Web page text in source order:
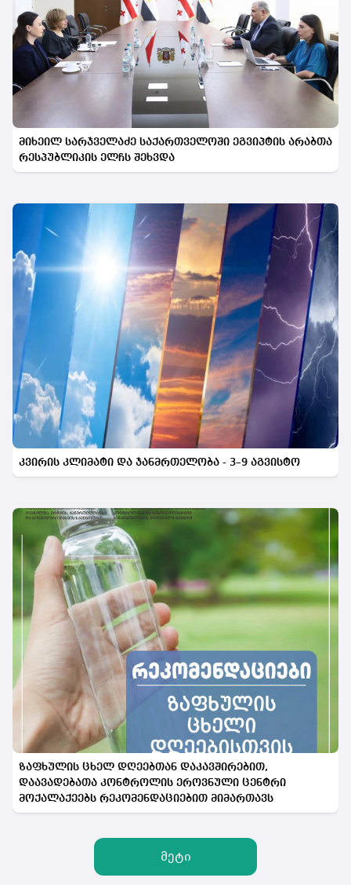
მიხეილ სარჯველაძე საქართველოში ეგვიპტის არაბთა
რესპუბლიკის ელჩს შეხვდა
კვირის კლიმატი და ჯანმრთელობა - 3–9 აგვისტო
ზაფხულის ცხელ დღეებთან დაკავშირებით,
დაავადებათა კონტროლის ეროვნული ცენტრი
მოქალაქეებს რეკომენდაციებით მიმართავს
მეტი